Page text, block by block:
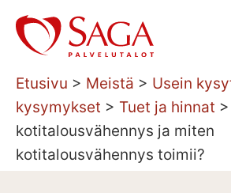
Siirry
sisältöön
Etusivu > Meistä > Usein
kysymykset > Tuet ja hinnat >
kotitalousvähennys ja miten
kotitalousvähennys toimii?